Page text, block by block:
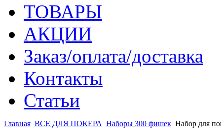
ТОВАРЫ
АКЦИИ
Заказ/оплата/доставка
Контакты
Статьи
Главная ВСЕ ДЛЯ ПОКЕРА Наборы 300 фишек Набор для